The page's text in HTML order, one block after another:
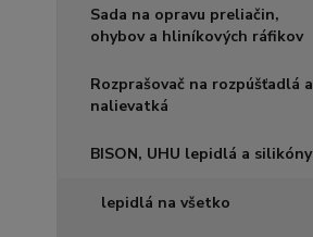
Sada na opravu preliačin,
ohybov a hliníkových ráfikov
Rozprašovač na rozpúšťadlá a
nalievatká
BISON, UHU lepidlá a silikóny
lepidlá na všetko